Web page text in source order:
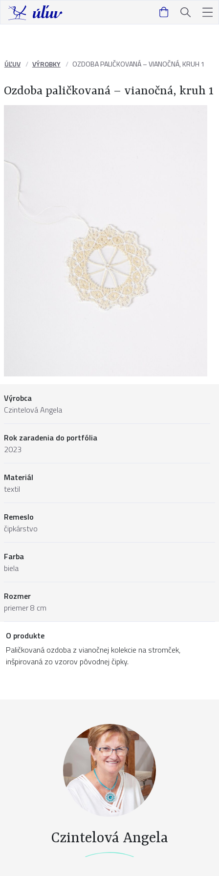
ÚĽUV VÝROBKY OZDOBA PALIČKOVANÁ – VIANOČNÁ, KRUH 1
Ozdoba paličkovaná – vianočná, kruh 1
Výrobca
Czintelová Angela
Rok zaradenia do portfólia
2023
Materiál
textil
Remeslo
čipkárstvo
Farba
biela
Rozmer
priemer 8 cm
O produkte
Paličkovaná ozdoba z vianočnej kolekcie na stromček,
inšpirovaná zo vzorov pôvodnej čipky.
Czintelová Angela